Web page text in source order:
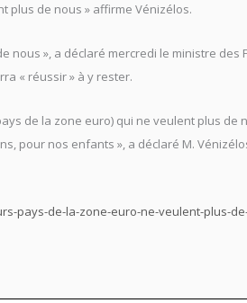
plus de nous » affirme Vénizélos.
nous », a déclaré mercredi le ministre
« réussir » à y rester.
de la zone euro) qui ne veulent plus de
pour nos enfants », a déclaré M.
pays-de-la-zone-euro-ne-veulent-plus-